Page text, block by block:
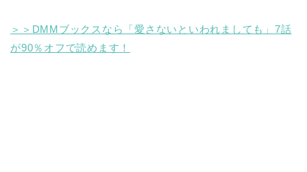
＞＞DMMブックスなら「愛さないといわれましても」7話
が90％オフで読めます！